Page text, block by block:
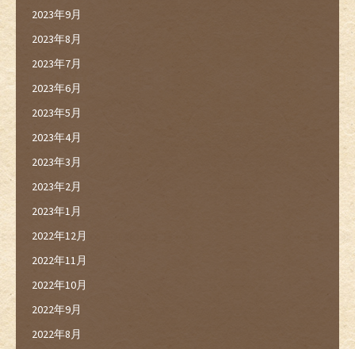
2023年9月
2023年8月
2023年7月
2023年6月
2023年5月
2023年4月
2023年3月
2023年2月
2023年1月
2022年12月
2022年11月
2022年10月
2022年9月
2022年8月